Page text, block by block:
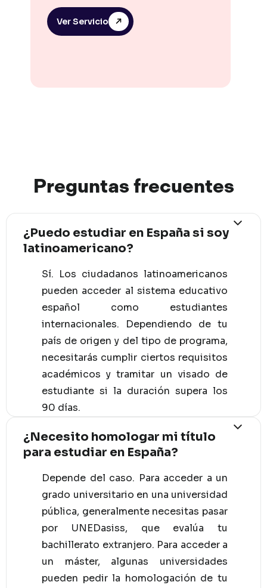
Ver Servicio
Preguntas frecuentes
¿Puedo estudiar en España si soy
latinoamericano?
Sí. Los ciudadanos latinoamericanos
pueden acceder al sistema educativo
español como estudiantes
internacionales. Dependiendo de tu
país de origen y del tipo de programa,
necesitarás cumplir ciertos requisitos
académicos y tramitar un visado de
estudiante si la duración supera los
90 días.
¿Necesito homologar mi título
para estudiar en España?
Depende del caso. Para acceder a un
grado universitario en una universidad
pública, generalmente necesitas pasar
por UNEDasiss, que evalúa tu
bachillerato extranjero. Para acceder a
un máster, algunas universidades
pueden pedir la homologación de tu